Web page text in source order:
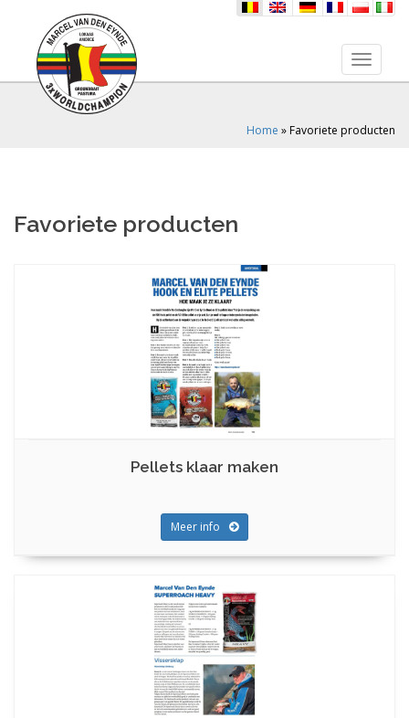
nl en de fr pl it
Toggle
Home » Favoriete producten
Favoriete producten
Pellets klaar maken
Meer info